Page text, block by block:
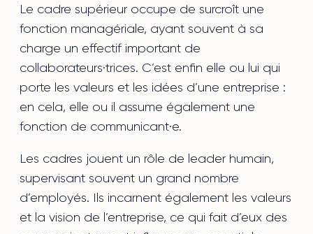
Le cadre supérieur occupe de surcroît une
fonction managériale, ayant souvent à sa
charge un effectif important de
collaborateurs·trices. C’est enfin elle ou lui qui
porte les valeurs et les idées d’une entreprise :
en cela, elle ou il assume également une
fonction de communicant·e.
Les cadres jouent un rôle de leader humain,
supervisant souvent un grand nombre
d’employés. Ils incarnent également les valeurs
et la vision de l’entreprise, ce qui fait d’eux des